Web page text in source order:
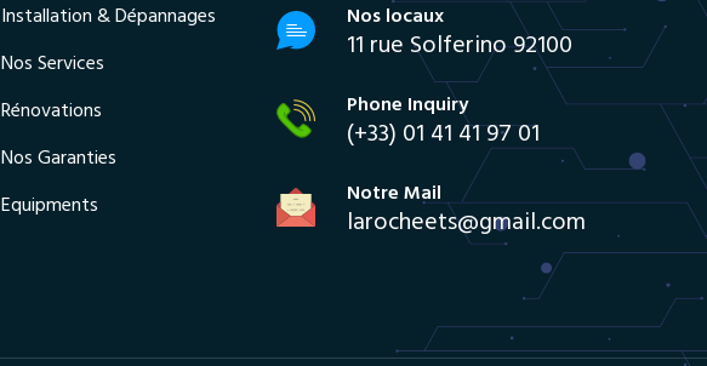
Installation & Dépannages
Nos Services
Rénovations
Nos Garanties
Equipments
Nos locaux
11 rue Solferino 92100
Phone Inquiry
(+33) 01 41 41 97 01
Notre Mail
larocheets@gmail.com